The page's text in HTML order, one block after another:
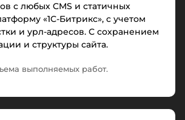
с любых CMS и статичных
«1С-Битрикс», с учетом
и урл-адресов. С сохранением
и структуры сайта.
выполняемых работ.